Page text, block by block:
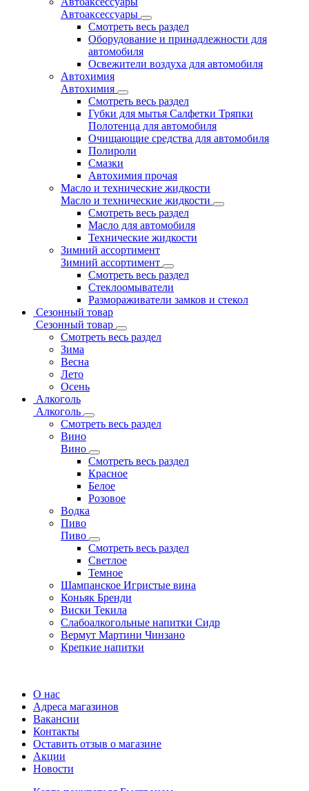
Автоаксессуары
Смотреть весь раздел
Оборудование и принадлежности для
автомобиля
Освежители воздуха для автомобиля
Автохимия
Автохимия
Смотреть весь раздел
Губки для мытья Салфетки Тряпки
Полотенца для автомобиля
Очищающие средства для автомобиля
Полироли
Смазки
Автохимия прочая
Масло и технические жидкости
Масло и технические жидкости
Смотреть весь раздел
Масло для автомобиля
Технические жидкости
Зимний ассортимент
Зимний ассортимент
Смотреть весь раздел
Стеклоомыватели
Размораживатели замков и стекол
Сезонный товар
Сезонный товар
Смотреть весь раздел
Зима
Весна
Лето
Осень
Алкоголь
Алкоголь
Смотреть весь раздел
Вино
Вино
Смотреть весь раздел
Красное
Белое
Розовое
Водка
Пиво
Пиво
Смотреть весь раздел
Cветлое
Темное
Шампанское Игристые вина
Коньяк Бренди
Виски Текила
Слабоалкогольные напитки Сидр
Вермут Мартини Чинзано
Крепкие напитки
О нас
Адреса магазинов
Вакансии
Контакты
Оставить отзыв о магазине
Акции
Новости